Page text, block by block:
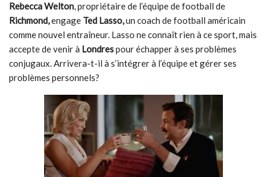
Rebecca Welton, propriétaire de l’équipe de football de
Richmond,engage Ted Lasso,un coach de football américain
comme nouvel entraîneur. Lasso ne connaît rien à ce sport, mais
accepte de venir à Londrespour échapper à ses problèmes
conjugaux. Arrivera-t-il à s’intégrer à l’équipe et gérer ses
problèmes personnels?